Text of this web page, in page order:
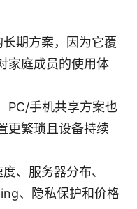
期方案，因为它覆
家庭成员的使用体
PC/手机共享方案也
更繁琐且设备持续
、服务器分布、
、隐私保护和价格